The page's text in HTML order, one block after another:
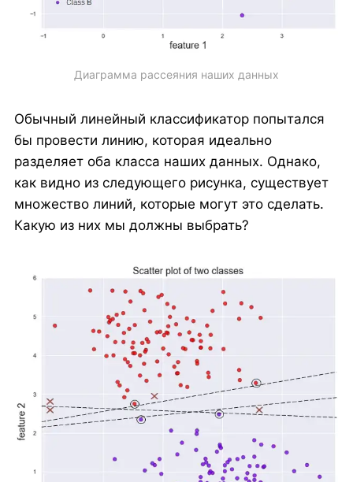
Диаграмма рассеяния наших данных
Обычный линейный классификатор попытался
бы провести линию, которая идеально
разделяет оба класса наших данных. Однако,
как видно из следующего рисунка, существует
множество линий, которые могут это сделать.
Какую из них мы должны выбрать?